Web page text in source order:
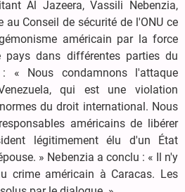
Al Jazeera, Vassili Nebenzia,
au Conseil de sécurité de l'ONU ce
américain par la force
pays dans différentes parties du
Nous condamnons l'attaque
qui est une violation
du droit international. Nous
américains de libérer
légitimement élu d'un État
» Nebenzia a conclu : « Il n'y
crime américain à Caracas. Les